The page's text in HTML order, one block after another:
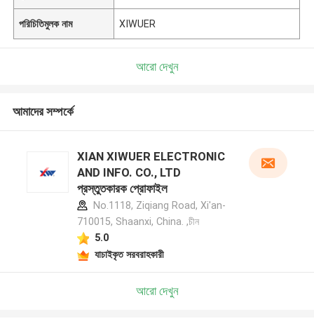
পরিচিতিমুলক নাম XIWUER
আরো দেখুন
আমাদের সম্পর্কে
XIAN XIWUER ELECTRONIC
AND INFO. CO., LTD
প্রস্তুতকারক প্রোফাইল
No.1118, Ziqiang Road, Xi'an-
710015, Shaanxi, China. ,চীন
5.0
যাচাইকৃত সরবরাহকারী
আরো দেখুন